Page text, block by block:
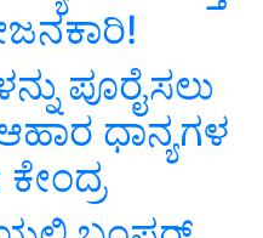
ಪೂರೈಸಲು
ಧಾನ್ಯಗಳ